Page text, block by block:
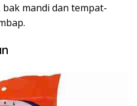
mandi dan tempat-